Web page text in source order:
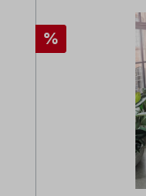
Rabatt
%